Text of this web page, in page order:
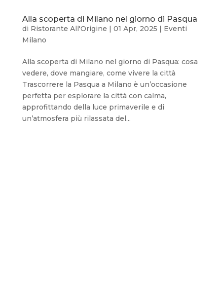
Alla scoperta di Milano nel giorno di Pasqua
di Ristorante All'Origine | 01 Apr, 2025 | Eventi
Milano
Alla scoperta di Milano nel giorno di Pasqua: cosa
vedere, dove mangiare, come vivere la città
Trascorrere la Pasqua a Milano è un’occasione
perfetta per esplorare la città con calma,
approfittando della luce primaverile e di
un’atmosfera più rilassata del...